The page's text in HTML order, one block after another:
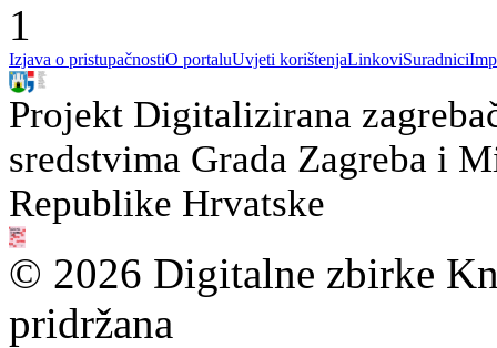
1
Izjava o pristupačnostiO portaluUvjeti korištenjaLinkoviSuradnici
Projekt Digitalizirana
sredstvima Grada Zagreba i
Republike Hrvatske
© 2026 Digitalne zbirke
pridržana